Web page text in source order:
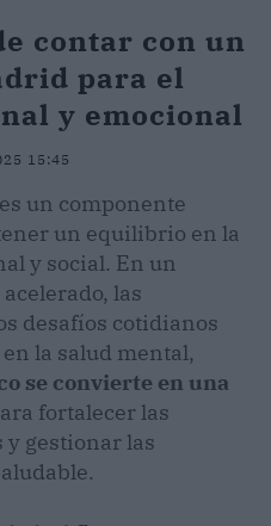
contar con un
para el
y emocional
15:45
un componente
un equilibrio en la
y social. En un
las
desafíos cotidianos
la salud mental,
se convierte en una
fortalecer las
y gestionar las